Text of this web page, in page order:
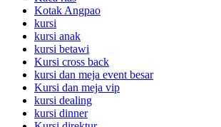
Kotak Angpao
kursi
kursi anak
kursi betawi
Kursi cross back
kursi dan meja event besar
Kursi dan meja vip
kursi dealing
kursi dinner